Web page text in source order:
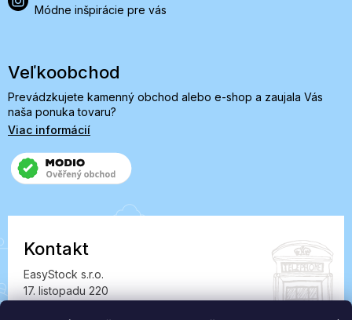
Módne inšpirácie pre vás
Veľkoobchod
Prevádzkujete kamenný obchod alebo e-shop a zaujala Vás
naša ponuka tovaru?
Viac informácií
Kontakt
EasyStock s.r.o.
17. listopadu 220